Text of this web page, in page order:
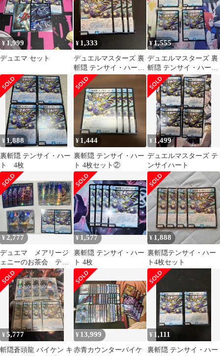
¥1,999
デュエマ セット
¥ 1,333
デュエルマスターズ 裏
斬隠 テンサイ・ハート
4枚
¥1,555
デュエルマスターズ 裏
斬隠 テンサイ・ハート
4枚セット
¥1,888
裏斬隠 テンサイ・ハー
ト 4枚
¥ 1,444
裏斬隠 テンサイ・ハー
ト 4枚セット②
¥ 1,499
デュエルマスターズ テ
ンサイハート
¥ 2,777
デュエマ メアリージ
ェニーのお茶会 テン
サイハート など
¥1,577
裏斬隠 テンサイ・ハー
ト 4枚
¥ 1,888
裏斬隠テンサイ・ハー
ト4枚セット
¥5,777
斬隠蒼頭龍 バイケン キ
¥ 13,999
赤青カウンターバイケ
¥ 1,111
裏斬隠 テンサイ・ハー